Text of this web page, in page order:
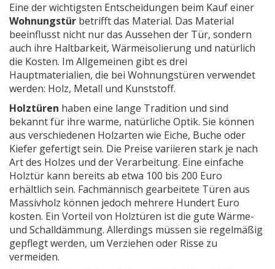
Eine der wichtigsten Entscheidungen beim Kauf einer
Wohnungstür betrifft das Material. Das Material
beeinflusst nicht nur das Aussehen der Tür, sondern
auch ihre Haltbarkeit, Wärmeisolierung und natürlich
die Kosten. Im Allgemeinen gibt es drei
Hauptmaterialien, die bei Wohnungstüren verwendet
werden: Holz, Metall und Kunststoff.
Holztüren haben eine lange Tradition und sind
bekannt für ihre warme, natürliche Optik. Sie können
aus verschiedenen Holzarten wie Eiche, Buche oder
Kiefer gefertigt sein. Die Preise variieren stark je nach
Art des Holzes und der Verarbeitung. Eine einfache
Holztür kann bereits ab etwa 100 bis 200 Euro
erhältlich sein. Fachmännisch gearbeitete Türen aus
Massivholz können jedoch mehrere Hundert Euro
kosten. Ein Vorteil von Holztüren ist die gute Wärme-
und Schalldämmung. Allerdings müssen sie regelmäßig
gepflegt werden, um Verziehen oder Risse zu
vermeiden.